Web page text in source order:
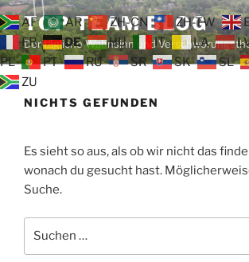
Zum
Inhalt
springen
TOP TEAM BLOG
Der tägliche Wahnsinn und
NICHTS GEFUNDEN
Es sieht so aus, als ob wir nicht das
wonach du gesucht hast.
Suche.
nach:
AF AR ZH-CN ZH-TW
FR
DE HU IT LA
PL
PT RU SR SK SL
ZU